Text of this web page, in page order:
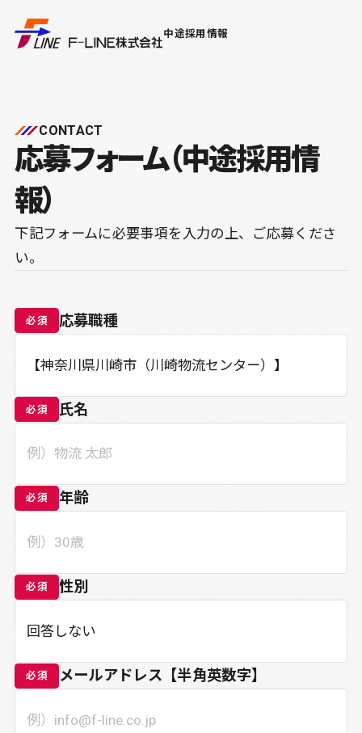
Ｆ－ＬＩＮＥ株式会社 中途採用情報
応募フォーム（中途採用情
報）
CONTACT
下記フォームに必要事項を入力の上、ご応募くださ
い。
必須 応募職種
必須 氏名
必須 年齢
必須 性別
必須 メールアドレス【半角英数字】